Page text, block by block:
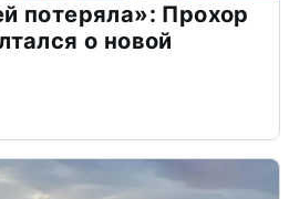
потеряла»: Прохор
о новой